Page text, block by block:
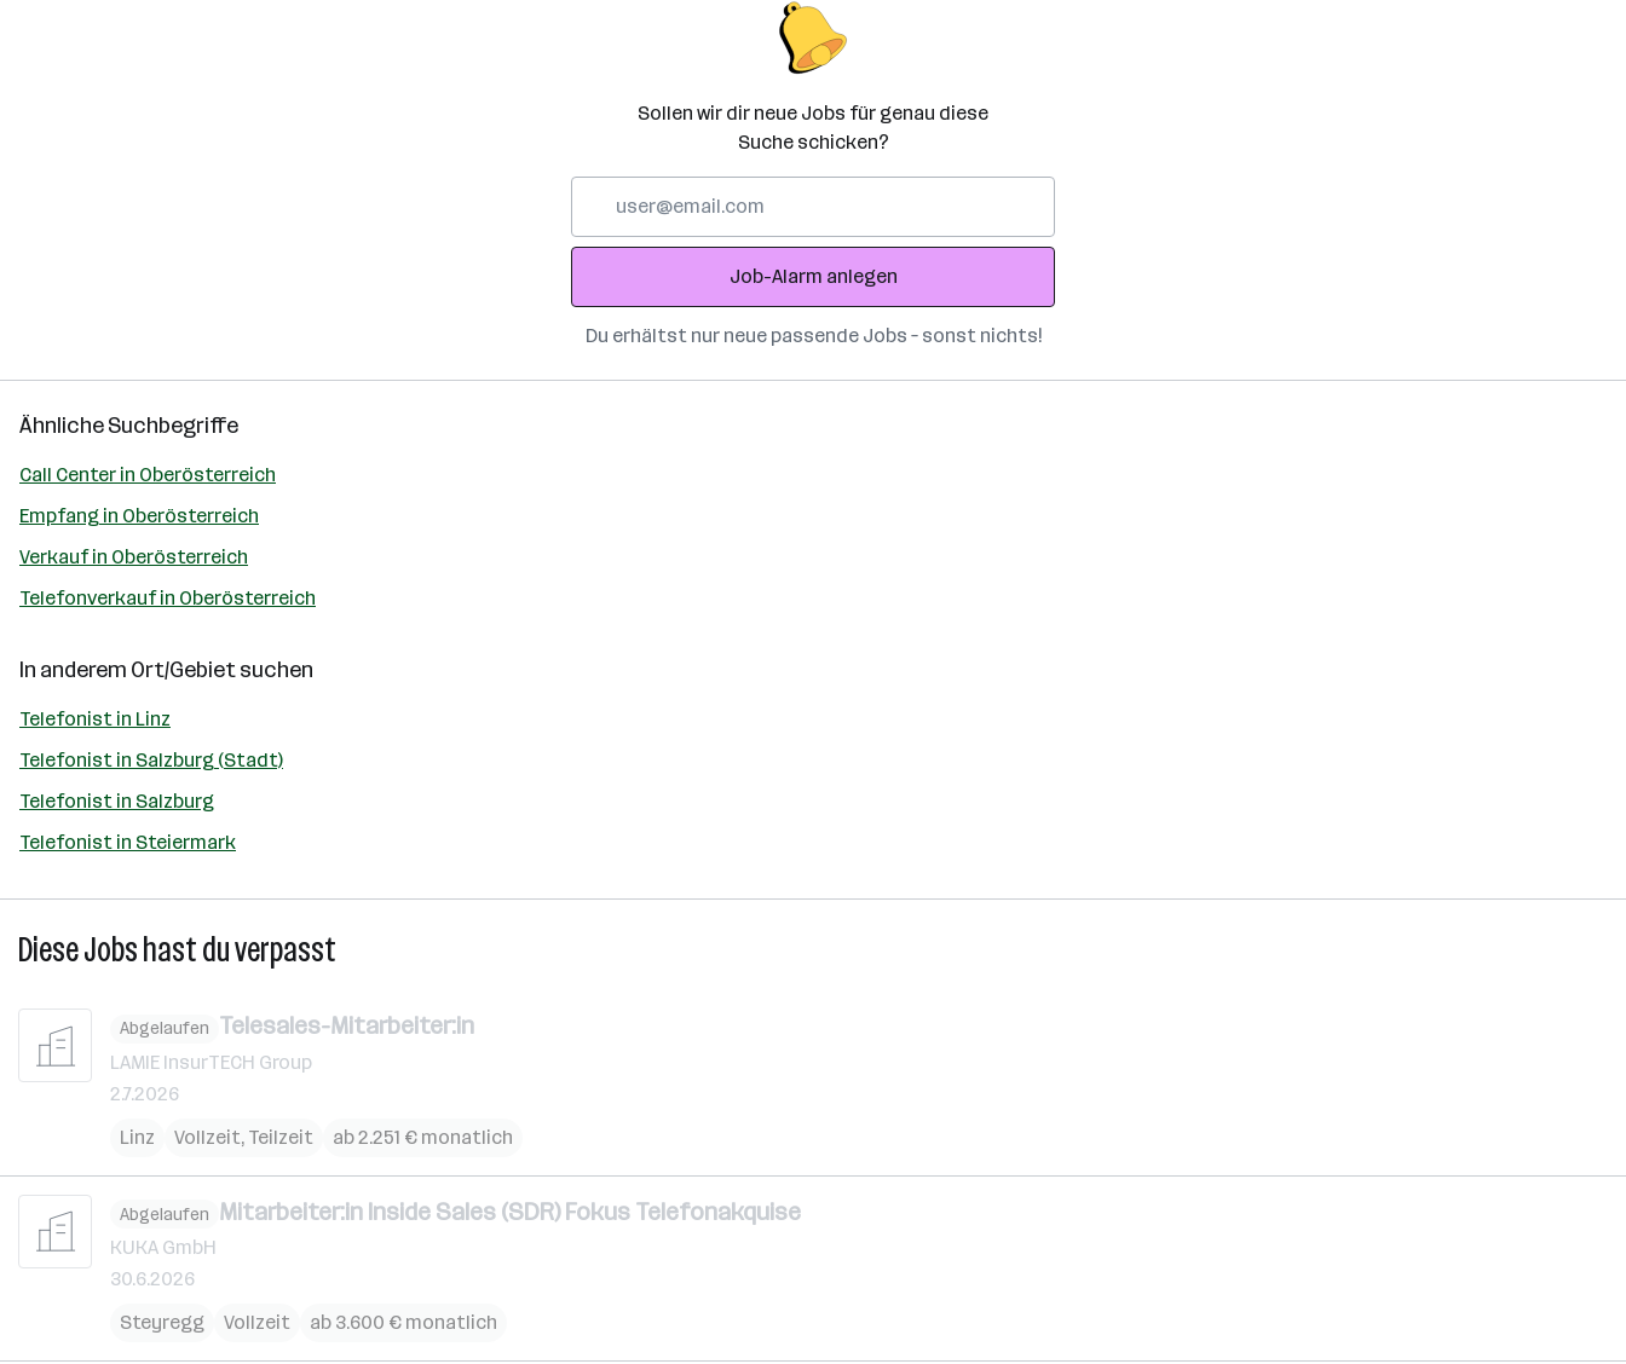
Sollen wir dir neue Jobs für genau diese
Suche schicken?
Adresse
Job-Alarm anlegen
Du erhältst nur neue passende Jobs – sonst nichts!
Ähnliche Suchbegriffe
Call Center in Oberösterreich
Empfang in Oberösterreich
Verkauf in Oberösterreich
Telefonverkauf in Oberösterreich
In anderem Ort/Gebiet suchen
Telefonist in Linz
Telefonist in Salzburg (Stadt)
Telefonist in Salzburg
Telefonist in Steiermark
Diese Jobs hast du verpasst
Abgelaufen Telesales-Mitarbeiter:in
LAMIE InsurTECH Group
2.7.2026
Linz
Vollzeit, Teilzeit ab 2.251 € monatlich
Abgelaufen Mitarbeiter:in Inside Sales (SDR) Fokus Telefonakquise
KUKA GmbH
30.6.2026
Steyregg
Vollzeit ab 3.600 € monatlich